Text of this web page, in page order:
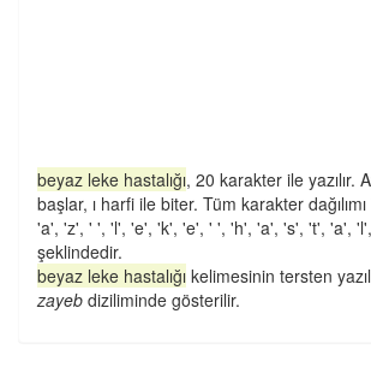
beyaz leke hastalığı, 20 karakter ile yazılır.
başlar, ı harfi ile biter. Tüm karakter
'a', 'z', ' ', 'l', 'e', 'k', 'e', ' ', 'h', 'a', 's', 't', 'a', 'l',
şeklindedir.
beyaz leke hastalığı kelimesinin tersten
zayeb diziliminde gösterilir.